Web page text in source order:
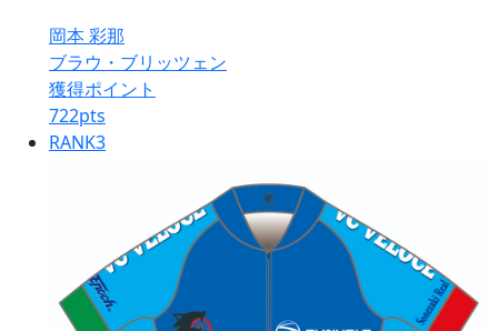
岡本 彩那
ブラウ・ブリッツェン
獲得ポイント
722pts
RANK3